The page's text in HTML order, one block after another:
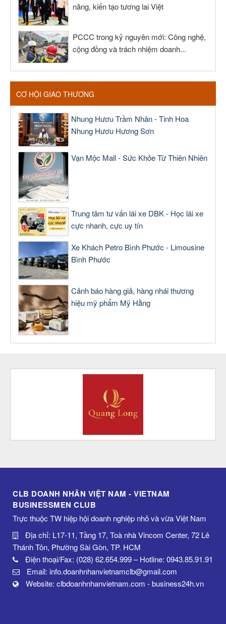
năng, kiến tạo tương lai Việt
PCCC trong kỷ nguyên mới: Công nghệ,
cộng đồng và trách nhiệm doanh...
CƠ HỘI GIAO THƯƠNG
Nhung Hươu Trầm Nhân - Tinh Hoa
Nhung Hươu Hương Sơn
Vạn Mộc Mall - Sức Khỏe Từ Thiên Nhiên
Trung tâm tư vấn lái xe DBK - Học lái xe
cực nhanh, cực uy tín
Xe Khách Petro Bình Phước - Limousine
Bình Phước
Cảnh báo hàng giả, hàng nhái thương
hiệu mỹ phẩm Mỹ Hằng
CLB DOANH NHÂN VIỆT NAM - VIETNAM
BUSINESSMEN CLUB
Trực thuộc TW hiệp hội doanh nghiệp nhỏ và vừa Việt Nam
Địa chỉ: L17-11, Tầng 17, Toà nhà Vincom Center, 72 Lê
Thánh Tôn, Phường Sài Gòn, TP. HCM
Điện thoại/Fax: (028) 62.654.999 – Hotline: 0943.85.91.91
Email: info.doanhnhanvietnamclb@gmail.com
Website: clbdoanhnhanvietnam.com - business24h.vn